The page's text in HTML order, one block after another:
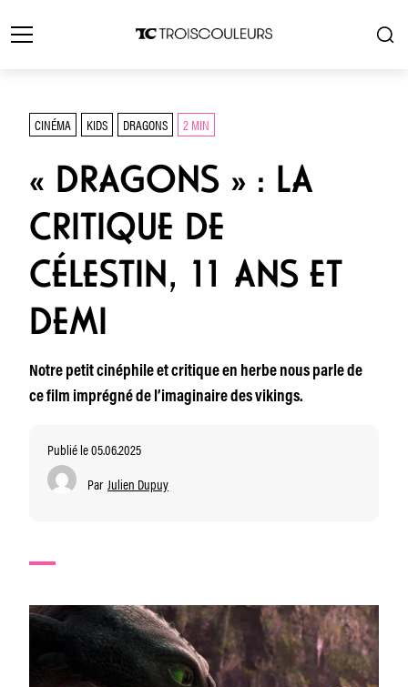
CINÉMA KIDS DRAGONS 2 MIN
« DRAGONS » : LA
CRITIQUE DE
CÉLESTIN, 11 ANS ET
DEMI
Notre petit cinéphile et critique en herbe nous parle de
ce film imprégné de l’imaginaire des vikings.
Publié le 05.06.2025
Par Julien Dupuy